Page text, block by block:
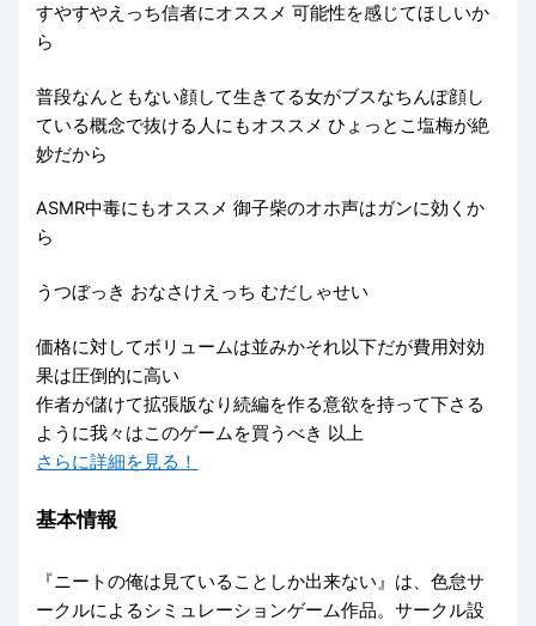
すやすやえっち信者にオススメ 可能性を感じてほしいか
ら
普段なんともない顔して生きてる女がブスなちんぽ顔し
ている概念で抜ける人にもオススメ ひょっとこ塩梅が絶
妙だから
ASMR中毒にもオススメ 御子柴のオホ声はガンに効くか
ら
うつぼっき おなさけえっち むだしゃせい
価格に対してボリュームは並みかそれ以下だが費用対効
果は圧倒的に高い
作者が儲けて拡張版なり続編を作る意欲を持って下さる
ように我々はこのゲームを買うべき 以上
さらに詳細を見る！
基本情報
『ニートの俺は見ていることしか出来ない』は、色怠サ
ークルによるシミュレーションゲーム作品。サークル設